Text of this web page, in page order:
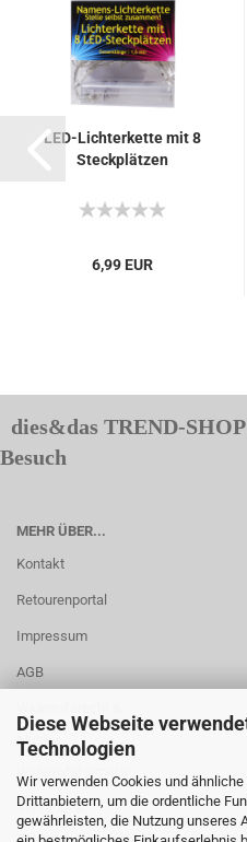
Diese Webseite
Technologien
Wir verwenden Cookies und
Drittanbietern, um die ordentliche
gewährleisten, die Nutzung unseres
LED-Lichterkette mit 8
Steckplätzen
6,99 EUR
dies&das TREND-
Besuch
MEHR ÜBER...
Kontakt
Retourenportal
Impressum
AGB
Muster-
Widerrufsformular
Versand- &